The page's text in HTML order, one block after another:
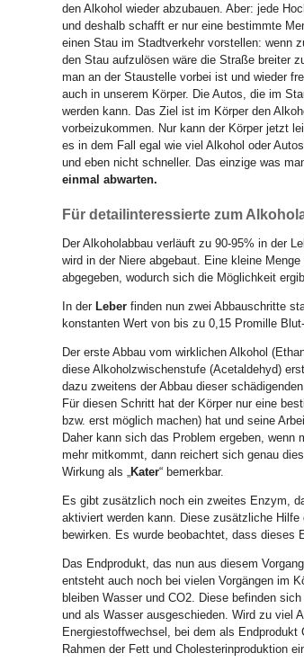
den Alkohol wieder abzubauen. Aber: jede
und deshalb schafft er nur eine bestimmte
einen Stau im Stadtverkehr vorstellen: wenn
den Stau aufzulösen wäre die Straße breiter
man an der Staustelle vorbei ist und wieder
auch in unserem Körper. Die Autos, die im
werden kann. Das Ziel ist im Körper den
vorbeizukommen. Nur kann der Körper jetzt
es in dem Fall egal wie viel Alkohol oder
und eben nicht schneller. Das einzige was
einmal abwarten.
Für detailinteressierte zum
Der Alkoholabbau verläuft zu 90-95% in der
wird in der Niere abgebaut. Eine kleine
abgegeben, wodurch sich die Möglichkeit
In der Leber finden nun zwei Abbauschritte
konstanten Wert von bis zu 0,15 Promille
Der erste Abbau vom wirklichen Alkohol
diese Alkoholzwischenstufe (Acetaldehyd)
dazu zweitens der Abbau dieser
Für diesen Schritt hat der Körper nur eine
bzw. erst möglich machen) hat und seine
Daher kann sich das Problem ergeben,
mehr mitkommt, dann reichert sich genau
Wirkung als „Kater“ bemerkbar.
Es gibt zusätzlich noch ein zweites Enzym,
aktiviert werden kann. Diese zusätzliche
bewirken. Es wurde beobachtet, dass dieses
Das Endprodukt, das nun aus diesem
entsteht auch noch bei vielen Vorgängen im
bleiben Wasser und CO2. Diese befinden
und als Wasser ausgeschieden. Wird zu viel
Energiestoffwechsel, bei dem als
Rahmen der Fett und Cholesterinproduktion